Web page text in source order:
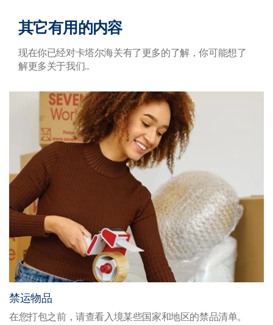
其它有用的内容
现在你已经对卡塔尔海关有了更多的了解，你可能想了
解更多关于我们...
禁运物品
在您打包之前，请查看入境某些国家和地区的禁品清单。